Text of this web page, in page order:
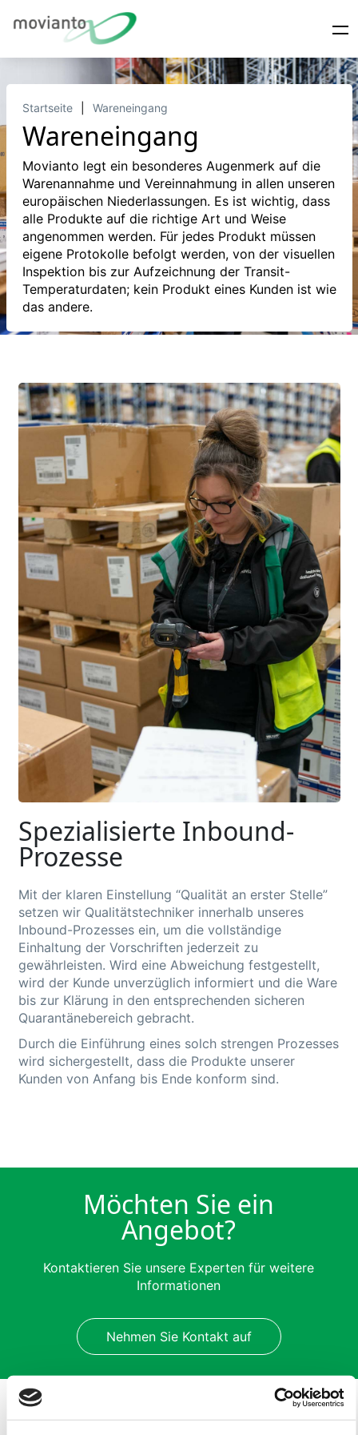
Startseite Wareneingang
Wareneingang
Movianto legt ein besonderes Augenmerk auf die
Warenannahme und Vereinnahmung in allen unseren
europäischen Niederlassungen. Es ist wichtig, dass
alle Produkte auf die richtige Art und Weise
angenommen werden. Für jedes Produkt müssen
eigene Protokolle befolgt werden, von der visuellen
Inspektion bis zur Aufzeichnung der Transit-
Temperaturdaten; kein Produkt eines Kunden ist wie
das andere.
Spezialisierte Inbound-
Prozesse
Mit der klaren Einstellung “Qualität an erster Stelle”
setzen wir Qualitätstechniker innerhalb unseres
Inbound-Prozesses ein, um die vollständige
Einhaltung der Vorschriften jederzeit zu
gewährleisten. Wird eine Abweichung festgestellt,
wird der Kunde unverzüglich informiert und die Ware
bis zur Klärung in den entsprechenden sicheren
Quarantänebereich gebracht.
Durch die Einführung eines solch strengen Prozesses
wird sichergestellt, dass die Produkte unserer
Kunden von Anfang bis Ende konform sind.
Möchten Sie ein
Angebot?
Kontaktieren Sie unsere Experten für weitere
Informationen
Nehmen Sie Kontakt auf